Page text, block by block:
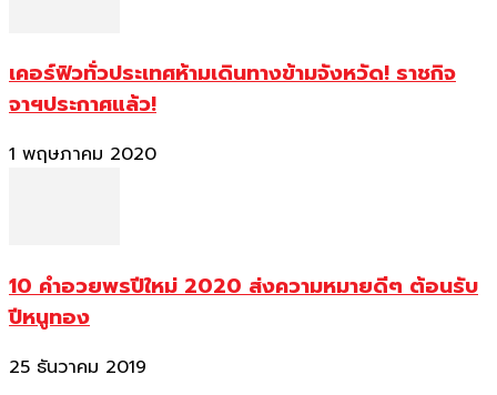
เคอร์ฟิวทั่วประเทศห้ามเดินทางข้ามจังหวัด! ราชกิจ
จาฯประกาศแล้ว!
1 พฤษภาคม 2020
10 คำอวยพรปีใหม่ 2020 ส่งความหมายดีๆ ต้อนรับ
ปีหนูทอง
25 ธันวาคม 2019